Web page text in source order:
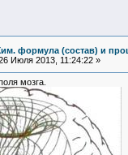
формула (состав) и
Июля 2013, 11:24:22 »
мозга.